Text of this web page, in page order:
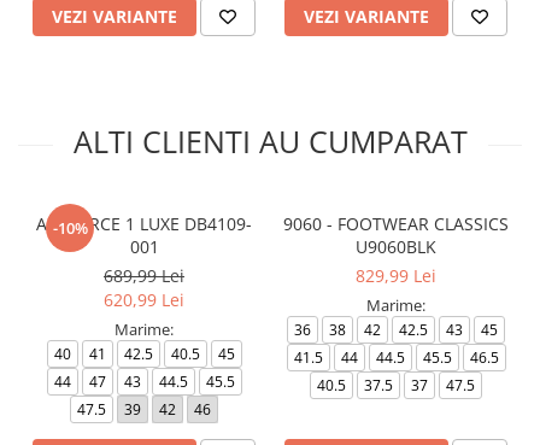
VEZI VARIANTE VEZI VARIANTE
ALTI CLIENTI AU CUMPARAT
-10%
AIR FORCE 1 LUXE DB4109-
001
689,99 Lei
620,99 Lei
Marime:
40 41 42.5 40.5
45
44
47 43 44.5
45.5
47.5
39 42 46
9060 - FOOTWEAR CLASSICS
U9060BLK
829,99 Lei
Marime:
36 38 42 42.5 43
45
41.5
44 44.5 45.5
46.5
40.5
37.5 37 47.5